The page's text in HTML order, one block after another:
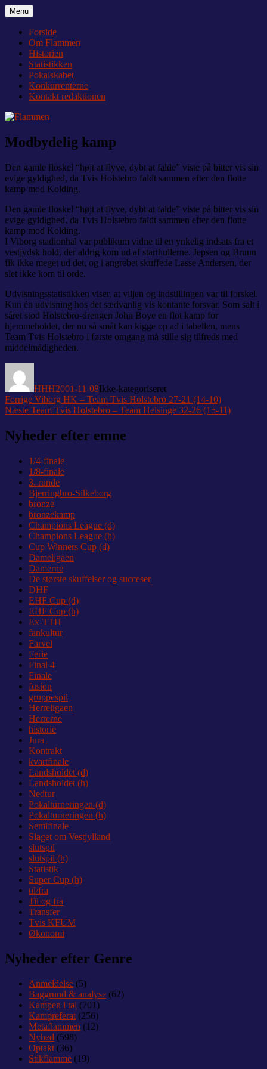
Videre
til
indhold
Flammen
Nyheder og debat om Team Tvis Holstebro
Menu
Forside
Om Flammen
Historien
Statistikken
Pokalskabet
Konkurrenterne
Kontakt redaktionen
Modbydelig kamp
Den gamle floskel “højt at flyve, dybt at falde” viste på bitter vis sin
evige gyldighed, da Tvis Holstebro faldt sammen efter den flotte
kamp mod Kolding.
Den gamle floskel “højt at flyve, dybt at falde” viste på bitter vis sin
evige gyldighed, da Tvis Holstebro faldt sammen efter den flotte
kamp mod Kolding.
I Viborg stadionhal var publikum vidne til en ynkelig indsats fra et
vestjydsk hold, der aldrig kom ud af starthullerne. Jepsen og Bruun
fik ikke meget ud det, og i angrebet skuffede Lasse Andersen, der
slet ikke kom til orde.
Udvisningsstatistikken viser, at viljen og indstillingen var til forskel.
Kun én udvisning hos det sædvanlig vis kontante forsvar. Som salt i
såret stod Holstebro-drengen John Boye en flot kamp for
hjemmeholdet, der nu så småt kan kigge op ad i tabellen, mens
Team Tvis Holstebro i første omgang må stille sig tilfreds med
middelmådigheden.
HHH2001-11-08Ikke-kategoriseret
Indlægsnavigation
Forrige Forrige
indlæg:
Viborg HK – Team Tvis Holstebro 27-21 (14-10)
Næste Næste
Team Tvis Holstebro – Team Helsinge 32-26 (15-11)
Nyheder efter emne
1/4-finale
1/8-finale
3. runde
Bjerringbro-Silkeborg
bronze
bronzekamp
Champions League (d)
Champions League (h)
Cup Winners Cup (d)
Dameligaen
Damerne
De største skuffelser og succeser
DHF
EHF Cup (d)
EHF Cup (h)
Ex-TTH
fankultur
Farvel
Ferie
Final 4
Finale
fusion
gruppespil
Herreligaen
Herrerne
historie
Jura
Kontrakt
kvartfinale
Landsholdet (d)
Landsholdet (h)
Nedtur
Pokalturneringen (d)
Pokalturneringen (h)
Semifinale
Slaget om Vestjylland
slutspil
slutspil (h)
Statistik
Super Cup (h)
til/fra
Til og fra
Transfer
Tvis KFUM
Økonomi
Nyheder efter Genre
Anmeldelse (5)
Baggrund & analyse (62)
Kampen i tal (701)
Kampreferat(256)
Metaflammen (12)
Nyhed (598)
Optakt(36)
Stikflamme (19)